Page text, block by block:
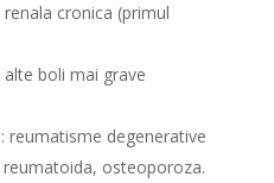
cronica (primul
boli mai grave
reumatisme degenerative
osteoporoza.